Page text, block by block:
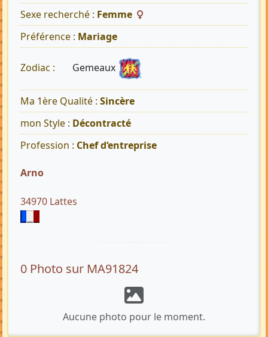
Sexe recherché : Femme
Préférence : Mariage
Zodiac : Gemeaux
Ma 1ère Qualité : Sincère
mon Style : Décontracté
Profession : Chef d‘entreprise
Arno
34970 Lattes
0 Photo sur MA91824
Aucune photo pour le moment.